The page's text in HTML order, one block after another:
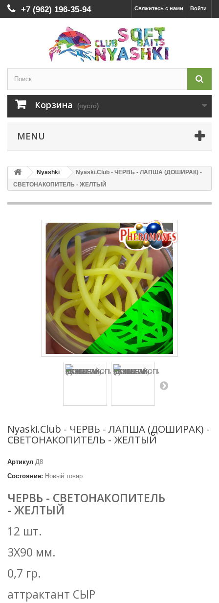
Войти
Свяжитесь с нами
+7 (962) 196-35-94
Корзина (пусто)
MENU
Nyashki
Nyaski.Club - ЧЕРВЬ - ЛАПША (ДОШИРАК) -
СВЕТОНАКОПИТЕЛЬ - ЖЕЛТЫЙ
Nyaski.Club - ЧЕРВЬ - ЛАПША (ДОШИРАК) -
СВЕТОНАКОПИТЕЛЬ - ЖЕЛТЫЙ
Артикул Д8
Состояние: Новый товар
ЧЕРВЬ - СВЕТОНАКОПИТЕЛЬ
- ЖЕЛТЫЙ
12 шт.
3Х90 мм.
0,7 гр.
аттрактант СЫР